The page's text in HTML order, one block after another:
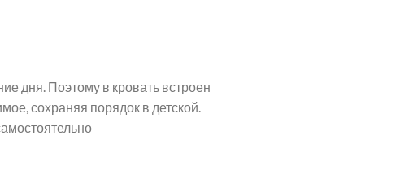
дня. Поэтому в кровать встроен
сохраняя порядок в детской.